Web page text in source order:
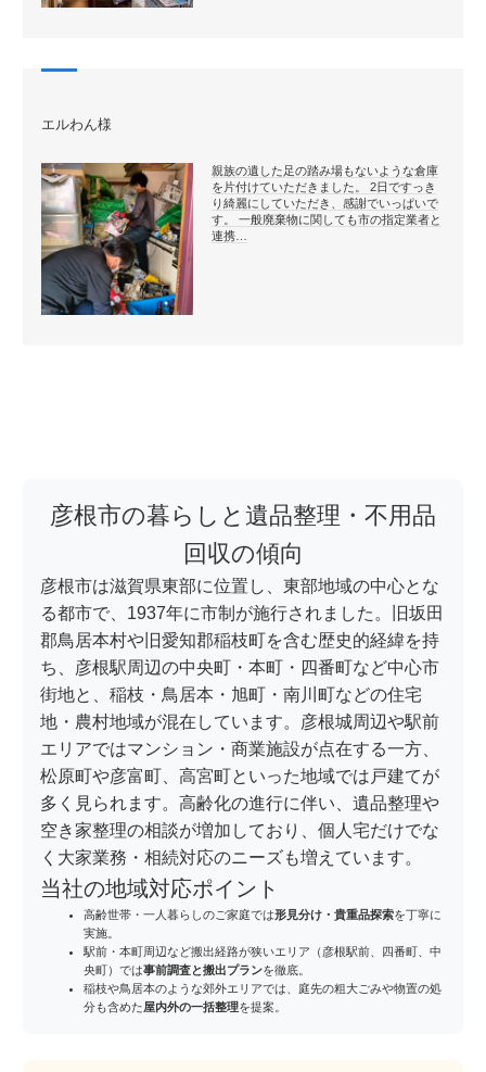
エルわん様
親族の遺した足の踏み場もないような倉庫
を片付けていただきました。 2日ですっき
り綺麗にしていただき、感謝でいっぱいで
す。 一般廃棄物に関しても市の指定業者と
連携…
彦根市の暮らしと遺品整理・不用品
回収の傾向
彦根市は滋賀県東部に位置し、東部地域の中心とな
る都市で、1937年に市制が施行されました。旧坂田
郡鳥居本村や旧愛知郡稲枝町を含む歴史的経緯を持
ち、彦根駅周辺の中央町・本町・四番町など中心市
街地と、稲枝・鳥居本・旭町・南川町などの住宅
地・農村地域が混在しています。彦根城周辺や駅前
エリアではマンション・商業施設が点在する一方、
松原町や彦富町、高宮町といった地域では戸建てが
多く見られます。高齢化の進行に伴い、遺品整理や
空き家整理の相談が増加しており、個人宅だけでな
く大家業務・相続対応のニーズも増えています。
当社の地域対応ポイント
高齢世帯・一人暮らしのご家庭では形見分け・貴重品探索を丁寧に
実施。
駅前・本町周辺など搬出経路が狭いエリア（彦根駅前、四番町、中
央町）では事前調査と搬出プランを徹底。
稲枝や鳥居本のような郊外エリアでは、庭先の粗大ごみや物置の処
分も含めた屋内外の一括整理を提案。